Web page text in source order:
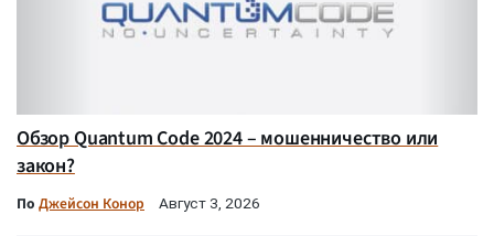
Обзор Quantum Code 2024 – мошенничество или
закон?
По Джейсон Конор Август 3, 2026